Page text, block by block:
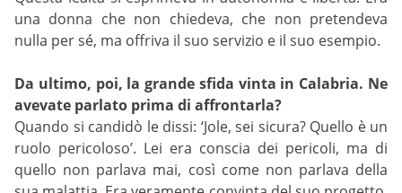
una donna che non chiedeva, che non pretendeva
nulla per sé, ma offriva il suo servizio e il suo esempio.
Da ultimo, poi, la grande sfida vinta in Calabria. Ne
avevate parlato prima di affrontarla?
Quando si candidò le dissi: ‘Jole, sei sicura? Quello è un
ruolo pericoloso’. Lei era conscia dei pericoli, ma di
quello non parlava mai, così come non parlava della